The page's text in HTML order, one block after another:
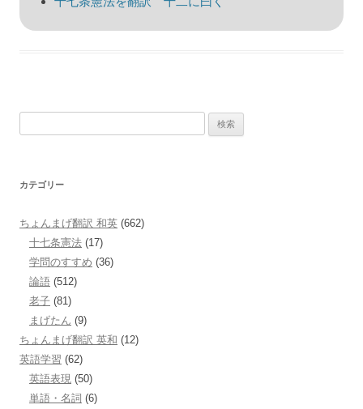
カテゴリー
ちょんまげ翻訳 和英 (662)
十七条憲法 (17)
学問のすすめ (36)
論語 (512)
老子 (81)
まげたん (9)
ちょんまげ翻訳 英和 (12)
英語学習 (62)
英語表現 (50)
単語・名詞 (6)